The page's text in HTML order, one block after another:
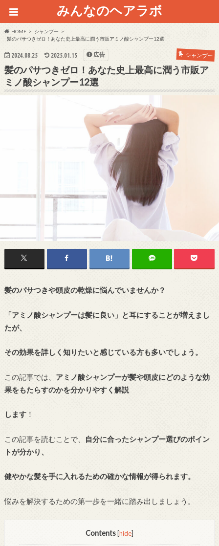
みんなのヘアラボ
HOME
シャンプー
髪のパサつきゼロ！あなた史上最高に潤う市販アミノ酸シャンプー12選
2024.08.25 2025.01.15 シャンプー
広告
髪のパサつきゼロ！あなた史上最高に潤う市販ア
ミノ酸シャンプー12選
髪のパサつきや頭皮の乾燥に悩んでいませんか？
「アミノ酸シャンプーは髪に良い」と耳にすることが増えまし
たが、
その効果を詳しく知りたいと感じている方も多いでしょう。
この記事では、 アミノ酸シャンプーが髪や頭皮にどのような効
果をもたらすのかを分かりやすく解説
します！
この記事を読むことで、
自分に合ったシャンプー選びのポイン
トが分かり、
健やかな髪を手に入れるための確かな情報が得られます。
悩みを解決するための第一歩を一緒に踏み出しましょう。
Contents[hide]